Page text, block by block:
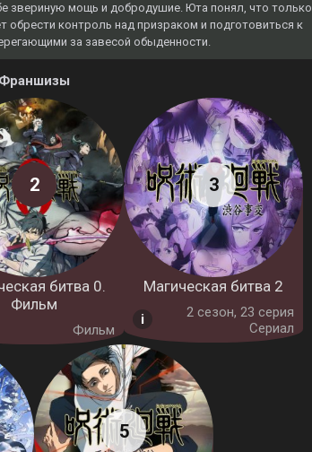
звериную мощь и добродушие. Юта понял, что только
обрести контроль над призраком и подготовиться к
за завесой обыденности.
Франшизы
битва 0.
Фильм
Фильм
Магическая битва 2
2 cезон, 23 серия
Сериал